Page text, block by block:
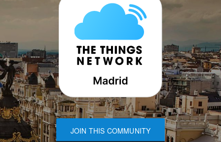
JOIN THIS COMMUNITY